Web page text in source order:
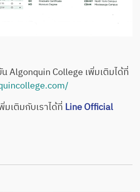
Algonquin College เพิ่มเติมได้ที่
เติมกับเราได้ที่ Line Official